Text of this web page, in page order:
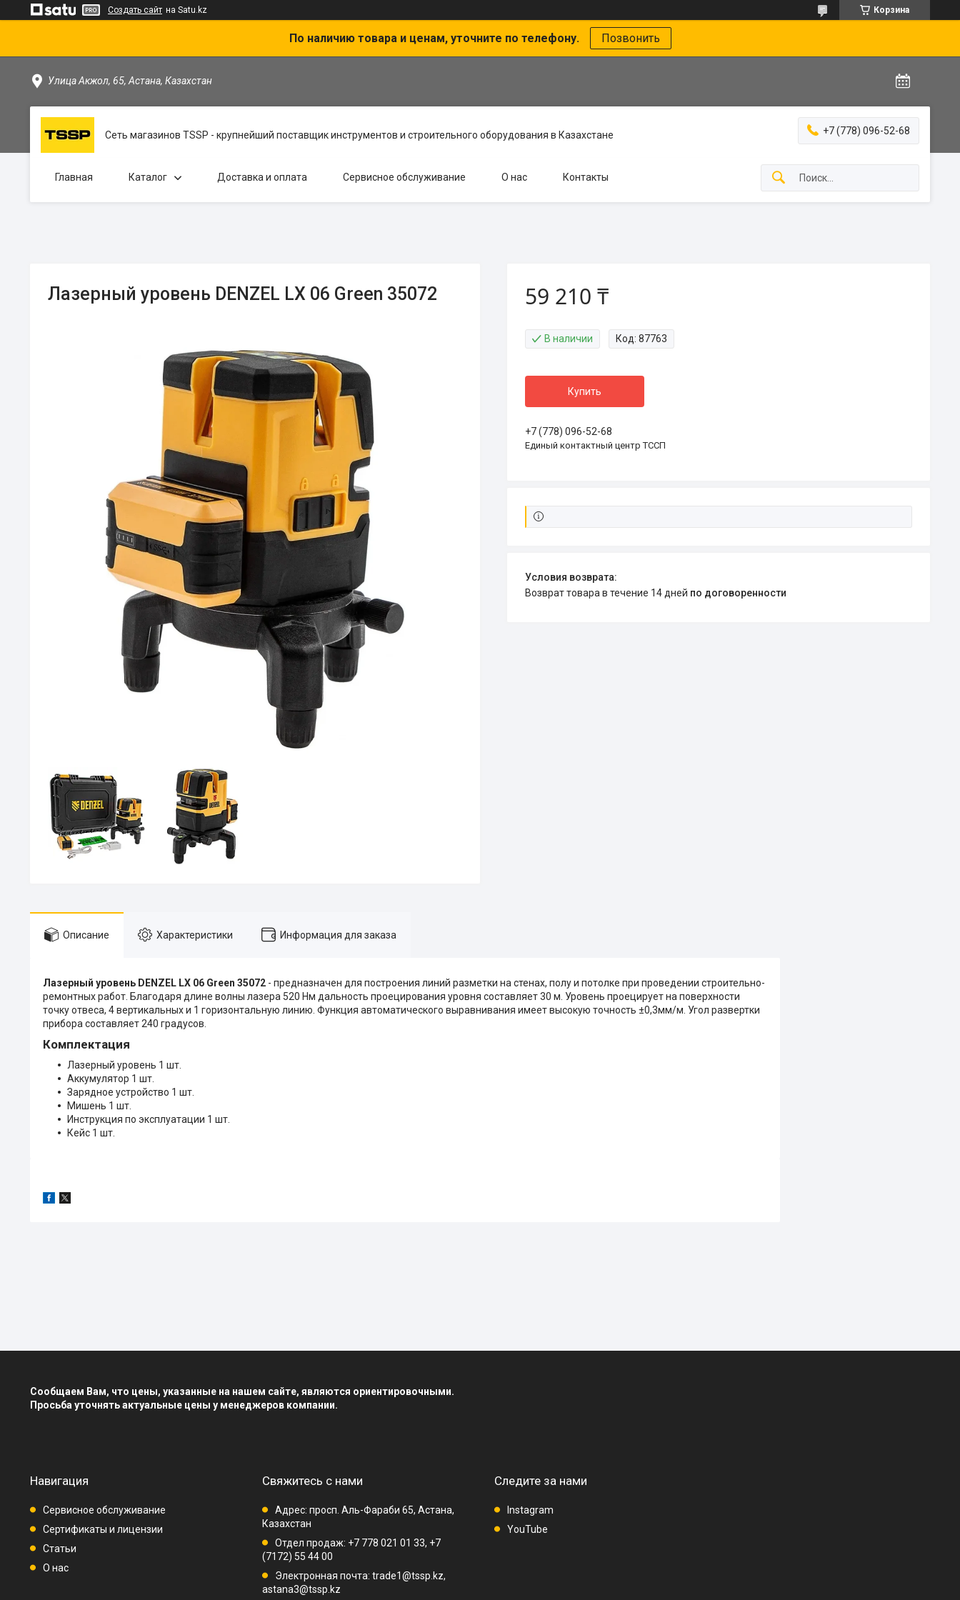
Создать сайт на Satu.kz Корзина
По наличию товара и ценам, уточните по телефону. Позвонить
Улица Акжол, 65, Астана, Казахстан
Сеть магазинов TSSP - крупнейший поставщик инструментов и строительного оборудования в Казахстане +7 (778) 096-52-68
Главная Каталог Доставка и оплата Сервисное обслуживание О нас Контакты
Лазерный уровень DENZEL LX 06 Green 35072 59 210 ₸
В наличии Код: 87763
Купить
+7 (778) 096-52-68
Единый контактный центр ТССП
возврат товара в течение 14 дней по договоренности
Описание Характеристики Информация для заказа
Лазерный уровень DENZEL LX 06 Green 35072 - предназначен для построения линий разметки на стенах, полу и потолке при проведении строительно-
ремонтных работ. Благодаря длине волны лазера 520 Нм дальность проецирования уровня составляет 30 м. Уровень проецирует на поверхности
точку отвеса, 4 вертикальных и 1 горизонтальную линию. Функция автоматического выравнивания имеет высокую точность ±0,3мм/м. Угол развертки
прибора составляет 240 градусов.
Комплектация
Лазерный уровень 1 шт.
Аккумулятор 1 шт.
Зарядное устройство 1 шт.
Мишень 1 шт.
Инструкция по эксплуатации 1 шт.
Кейс 1 шт.
Сообщаем Вам, что цены, указанные на нашем сайте, являются ориентировочными.
Просьба уточнять актуальные цены у менеджеров компании.
Навигация
Сервисное обслуживание
Сертификаты и лицензии
Статьи
О нас
Свяжитесь с нами
Адрес: просп. Аль-Фараби 65, Астана,
Казахстан
Отдел продаж: +7 778 021 01 33, +7
(7172) 55 44 00
Электронная почта: trade1@tssp.kz,
astana3@tssp.kz
Следите за нами
Instagram
YouTube